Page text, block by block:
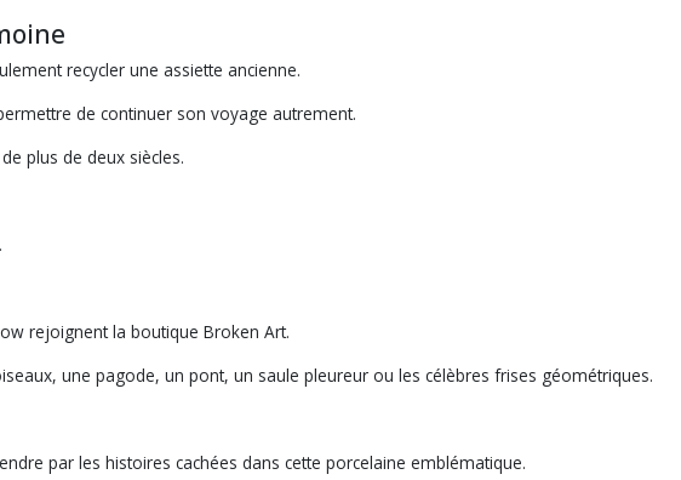
recycler une assiette ancienne.
de continuer son voyage autrement.
plus de deux siècles.
rejoignent la boutique Broken Art.
une pagode, un pont, un saule pleureur ou les célèbres frises géométriques.
par les histoires cachées dans cette porcelaine emblématique.